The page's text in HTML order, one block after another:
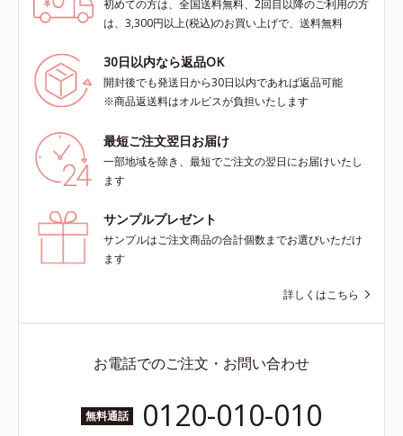
初めての方は、全国送料無料、2回目以降のご利用の方
は、3,300円以上(税込)のお買い上げで、送料無料
30日以内なら返品OK
開封後でも発送日から30日以内であれば返品可能
※商品返送料はオルビスが負担いたします
最短ご注文翌日お届け
一部地域を除き、最短でご注文の翌日にお届けいたし
ます
サンプルプレゼント
サンプルはご注文商品の合計個数までお選びいただけ
ます
詳しくはこちら
お電話でのご注文・お問い合わせ
無料通話 0120-010-010